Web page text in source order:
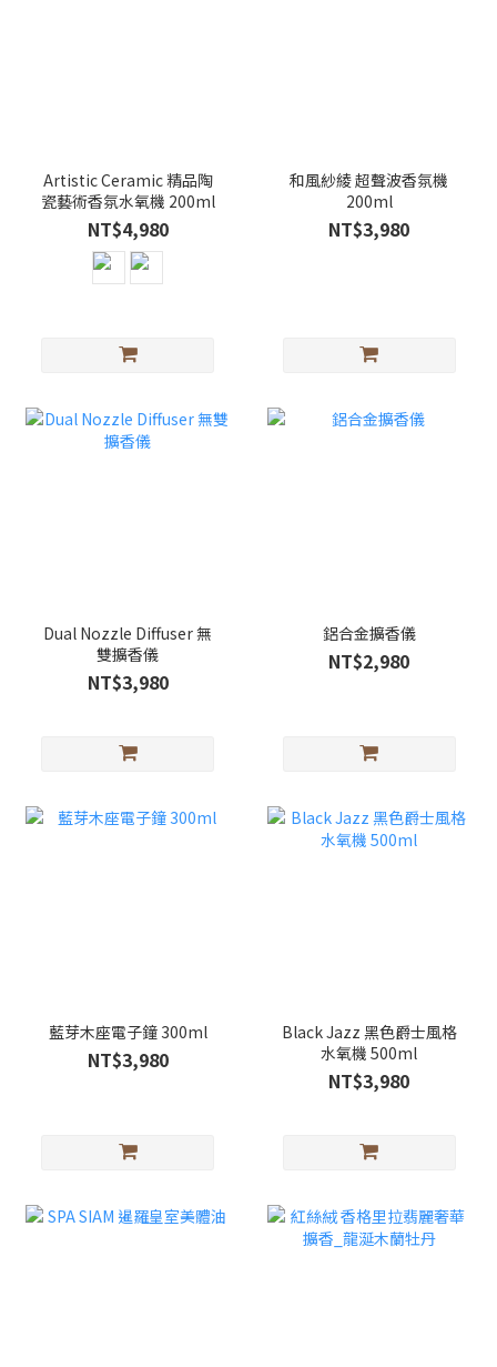
Artistic Ceramic 精品陶
瓷藝術香氛水氧機 200ml
NT$4,980
和風紗綾 超聲波香氛機
200ml
NT$3,980
Dual Nozzle Diffuser 無
雙擴香儀
NT$3,980
鋁合金擴香儀
NT$2,980
藍芽木座電子鐘 300ml
NT$3,980
Black Jazz 黑色爵士風格
水氧機 500ml
NT$3,980